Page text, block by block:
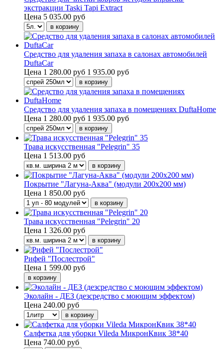
экстракции Taski Tapi Extract
Цена 5 035.00 руб
Средство для удаления запаха в салонах автомобилей
DuftaCar
Цена 1 280.00 руб 1 935.00 руб
Средство для удаления запаха в помещениях DuftaHome
Цена 1 280.00 руб 1 935.00 руб
Трава искусственная "Pelegrin" 35
Цена 1 513.00 руб
Покрытие "Лагуна-Аква" (модули 200х200 мм)
Цена 1 850.00 руб
Трава искусственная "Pelegrin" 20
Цена 1 326.00 руб
Рифей "Послестрой"
Цена 1 599.00 руб
Эколайн - ДЕЗ (дезсредство с моющим эффектом)
Цена 240.00 руб
Салфетка для уборки Vileda МикронКвик 38*40
Цена 740.00 руб